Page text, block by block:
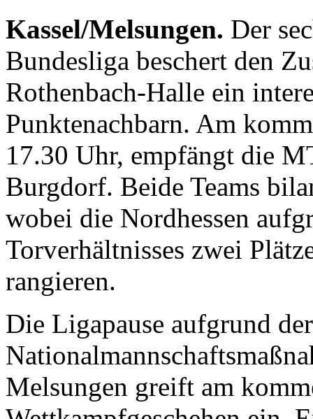
Kassel/Melsungen. Der
Bundesliga beschert den
Rothenbach-Halle ein
Punktenachbarn. Am
17.30 Uhr, empfängt die
Burgdorf. Beide Teams
wobei die Nordhessen
Torverhältnisses zwei
rangieren.
Die Ligapause aufgrund der
Melsungen greift am